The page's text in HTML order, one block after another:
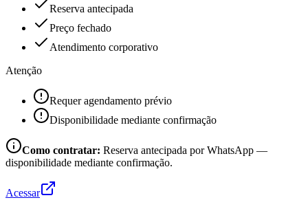
Reserva antecipada
Preço fechado
Atendimento corporativo
Atenção
Requer agendamento prévio
Disponibilidade mediante confirmação
Como contratar: Reserva antecipada por WhatsApp —
disponibilidade mediante confirmação.
Acessar